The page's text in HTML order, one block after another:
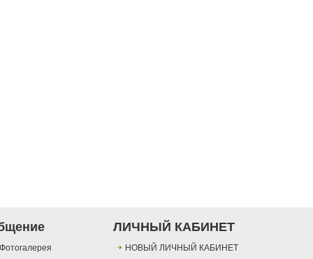
Фотогалерея
ЛИЧНЫЙ КАБИНЕТ
НОВЫЙ ЛИЧНЫЙ КАБИНЕТ